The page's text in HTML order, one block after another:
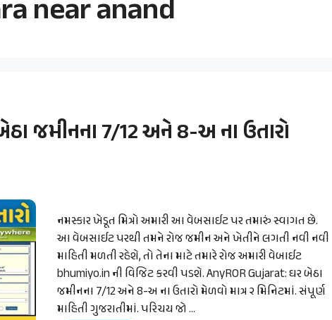
near anand
જમીનના 7/12 અને 8-અ ના ઉતારો
નમસ્કાર ખેડૂત મિત્રો અમારી આ વેબસાઈટ પર તમારું સ્વાગત છે.
આ વેબસાઈટ પરથી તમને રોજ જમીન અને ખેતીને લગતી નવી નવી
માહિતી મળતી રહેશે, તો તેના માટે તમારે રોજ અમારી વેબાઈટ
bhumiyo.in ની વિજિટ કરવી પડશે. AnyROR Gujarat: ઘર બેઠા
જમીનના 7/12 અને 8-અ ના ઉતારો મેળવો માત્ર ૨ મિનિટમાં. સંપૂર્ણ
માહિતી ગુજરાતીમાં. પરિચય જો …